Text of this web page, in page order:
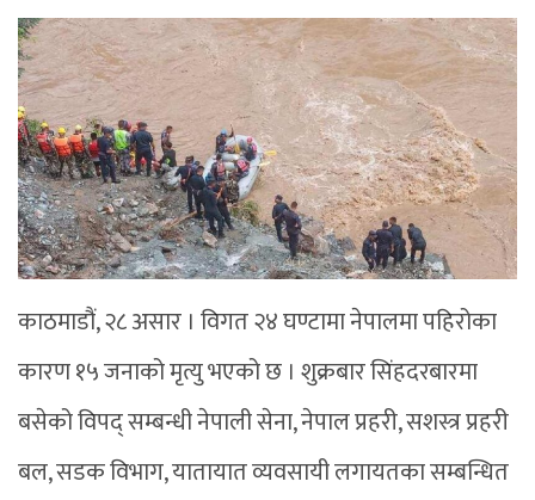
काठमाडौं, २८ असार । विगत २४ घण्टामा नेपालमा पहिरोका
कारण १५ जनाको मृत्यु भएको छ । शुक्रबार सिंहदरबारमा
बसेको विपद् सम्बन्धी नेपाली सेना, नेपाल प्रहरी, सशस्त्र प्रहरी
बल, सडक विभाग, यातायात व्यवसायी लगायतका सम्बन्धित